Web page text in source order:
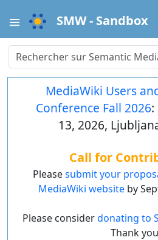
SMW - Sandbox
MediaWiki Users
Conference Fall 2026
13, 2026,
Call for
Pleasesubmit your
MediaWiki websiteby
Please considerdonating to
Thank